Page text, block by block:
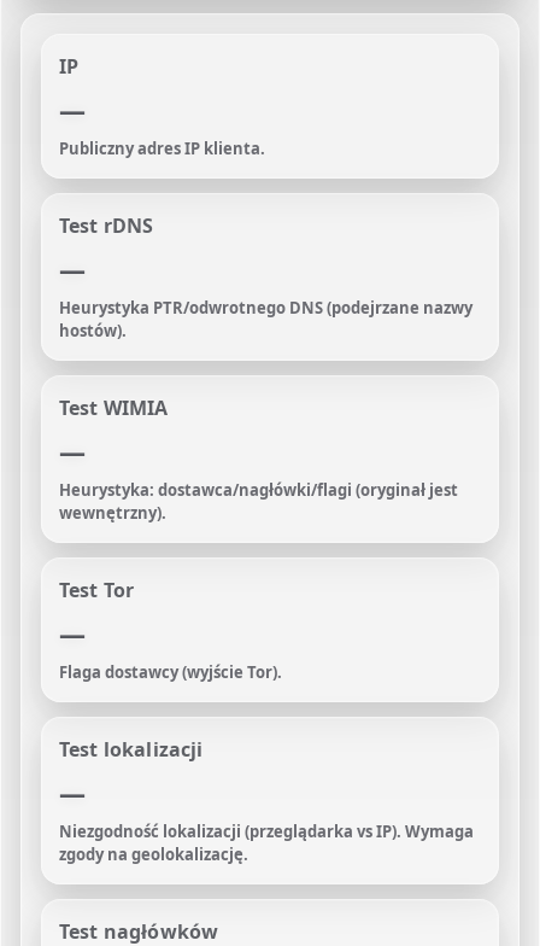
IP
—
Publiczny adres IP klienta.
Test rDNS
—
Heurystyka PTR/odwrotnego DNS (podejrzane nazwy
hostów).
Test WIMIA
—
Heurystyka: dostawca/nagłówki/flagi (oryginał jest
wewnętrzny).
Test Tor
—
Flaga dostawcy (wyjście Tor).
Test lokalizacji
—
Niezgodność lokalizacji (przeglądarka vs IP). Wymaga
zgody na geolokalizację.
Test nagłówków